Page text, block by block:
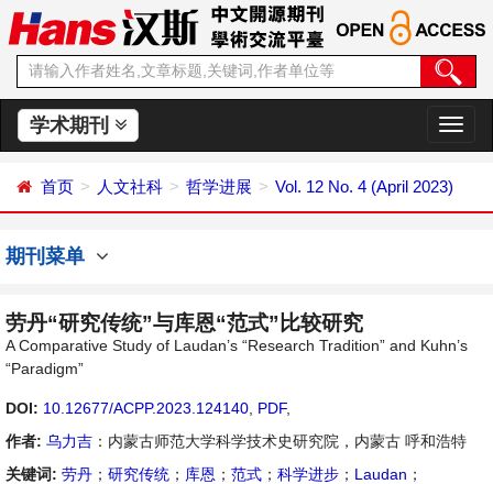
学术期刊
切
换
航
首页 人文社科 哲学进展 Vol. 12 No. 4 (April 2023)
期刊菜单
劳丹“研究传统”与库恩“范式”比较研究
A Comparative Study of Laudan’s “Research Tradition” and Kuhn’s
“Paradigm”
DOI: 10.12677/ACPP.2023.124140 PDF,
作者: 乌力吉 ：内蒙古师范大学科学技术史研究院，内蒙古 呼和浩特
关键词: 劳丹 ； 研究传统 ； 库恩 ； 范式 ； 科学进步 ； Laudan ；